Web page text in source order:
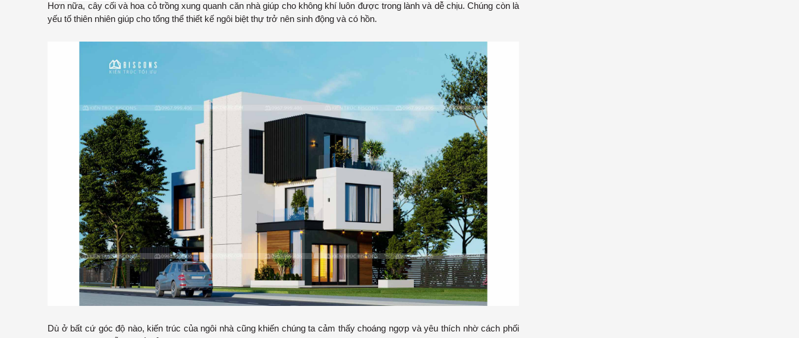
Hơn nữa, cây cối và hoa cỏ trồng xung quanh căn nhà giúp cho không khí luôn được trong lành và dễ chịu. Chúng còn là
yếu tố thiên nhiên giúp cho tổng thể thiết kế ngôi biệt thự trở nên sinh động và có hồn.
Dù ở bất cứ góc độ nào, kiến trúc của ngôi nhà cũng khiến chúng ta cảm thấy choáng ngợp và yêu thích nhờ cách phối